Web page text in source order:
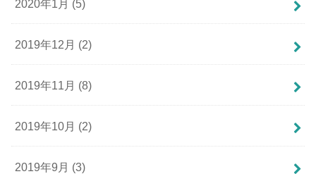
2020年1月 (5)
2019年12月 (2)
2019年11月 (8)
2019年10月 (2)
2019年9月 (3)